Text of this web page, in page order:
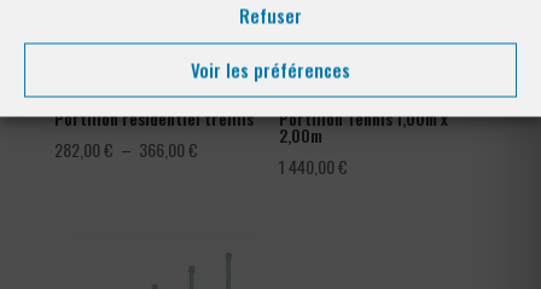
Refuser
Voir les préférences
Portillon résidentiel treillis
282,00€ – 366,00€Plage
Portillon Tennis 1,00m x
2,00m
1 440,00€